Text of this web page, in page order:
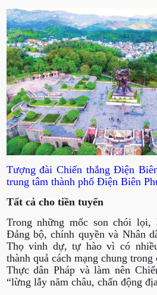
Tượng đài Chiến thắng Điện
trung tâm thành phố Điện Biên
Tất cả cho tiền tuyến
Trong những mốc son chói lọi,
Đảng bộ, chính quyền và Nhân
Thọ vinh dự, tự hào vì có
thành quả cách mạng chung
Thực dân Pháp và làm nên
“lừng lẫy năm châu, chấn động